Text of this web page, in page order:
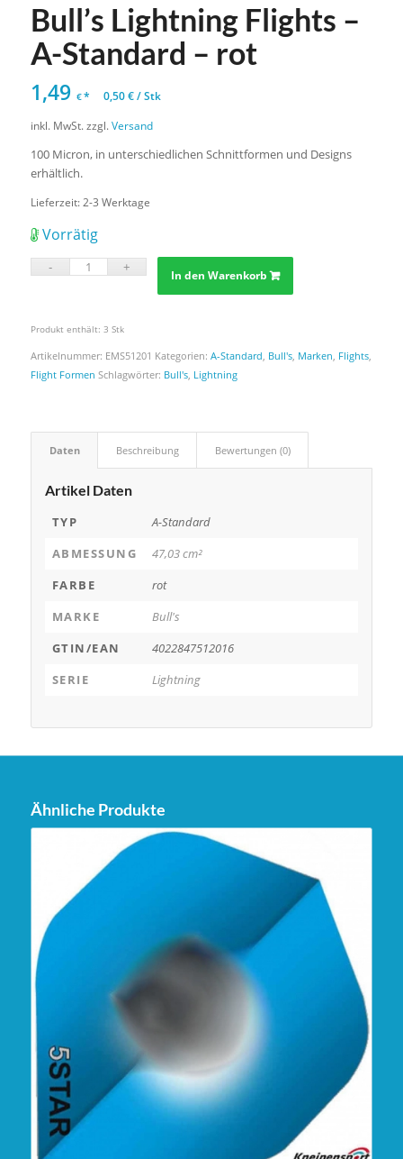
Bull’s Lightning Flights –
A-Standard – rot
1,49 €* 0,50€/Stk
inkl. MwSt. zzgl. Versand
100 Micron, in unterschiedlichen Schnittformen und Designs
erhältlich.
Lieferzeit:2-3 Werktage
Vorrätig
In den Warenkorb
Produkt enthält: 3 Stk
Artikelnummer: EMS51201 Kategorien: A-Standard Bull's, Marken Flights,
Flight Formen Schlagwörter: Bull's, Lightning
Daten Beschreibung Bewertungen (0)
Artikel Daten
TYP
A-Standard
ABMESSUNG
47,03 cm²
FARBE
rot
MARKE
Bull's
GTIN/EAN
4022847512016
SERIE
Lightning
Ähnliche Produkte